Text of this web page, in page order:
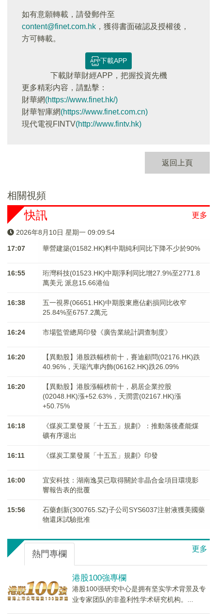
如有意願轉載，請發郵件至
content@finet.com.hk ，獲得書面確認及授權後，
方可轉載。
下載APP
下載財華財經APP，把握投資先機
更多精彩内容，請點擊：
財華網(https://www.finet.hk/)
財華智庫網(https://www.finet.com.cn)
現代電視FINTV(http://www.fintv.hk)
返回上頁
相關視頻
更多
快訊
2026年8月10日 星期一 09:09:54
17:07 華營建築(01582.HK)料中期純利同比下降不少於90%
16:55
珩灣科技(01523.HK)中期淨利同比增27.9%至2771.8
萬美元 派息15.66港仙
16:38
五一視界(06651.HK)中期股東應佔虧損同比收窄
25.84%至6757.2萬元
16:24 市場監管總局印發《廣告業統計調查制度》
16:20
【異動股】港股跌幅榜前十，賽迪顧問(02176.HK)跌
40.96%，天瑞汽車内飾(06162.HK)跌26.09%
16:20
【異動股】港股漲幅榜前十，易居企業控股
(02048.HK)漲+52.63%，天潤雲(02167.HK)漲
+50.75%
16:18
《煤炭工業發展「十五五」規劃》：推動落後產能煤
礦有序退出
16:11 《煤炭工業發展「十五五」規劃》印發
16:00
宜安科技：湖南逸昊已取得關於非晶合金項目環境影
響報告表的批覆
15:56
石藥創新(300765.SZ)子公司SYS6037注射液獲美國藥
物還床試驗批准
更多
熱門專欄
港股100強專欄
港股100强研究中心是拥有坚实学术背景及专
业专家团队的非盈利性学术研究机构。...